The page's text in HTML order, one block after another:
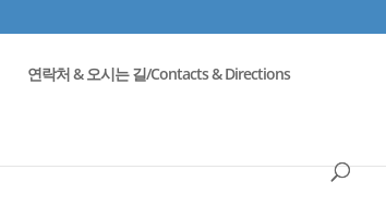
연락처 & 오시는 길/Contacts & Directions